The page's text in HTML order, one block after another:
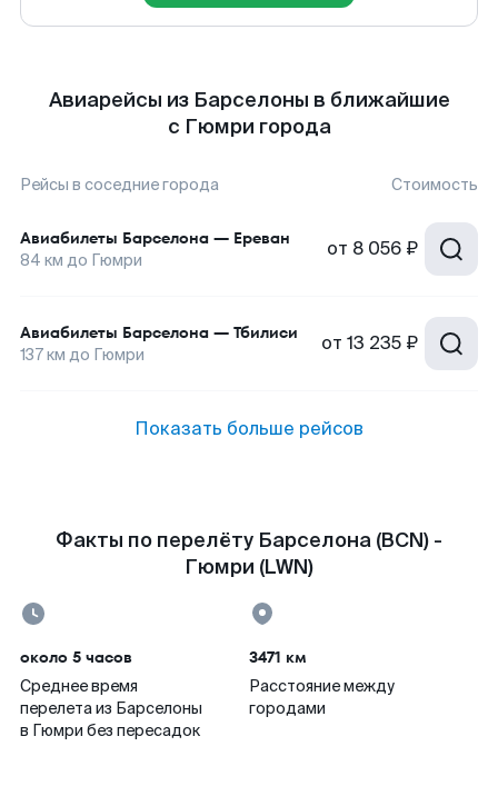
Авиарейсы из Барселоны в ближайшие
с Гюмри города
Рейсы в соседние города Стоимость
Авиабилеты Барселона — Ереван
84 км до Гюмри от 8 056 ₽
Авиабилеты Барселона — Тбилиси
137км до Гюмри от 13 235 ₽
Показать больше рейсов
Факты по перелёту Барселона (BCN) -
Гюмри (LWN)
около 5 часов
Среднее время
перелета из Барселоны
в Гюмри без пересадок
3471 км
Расстояние между
городами